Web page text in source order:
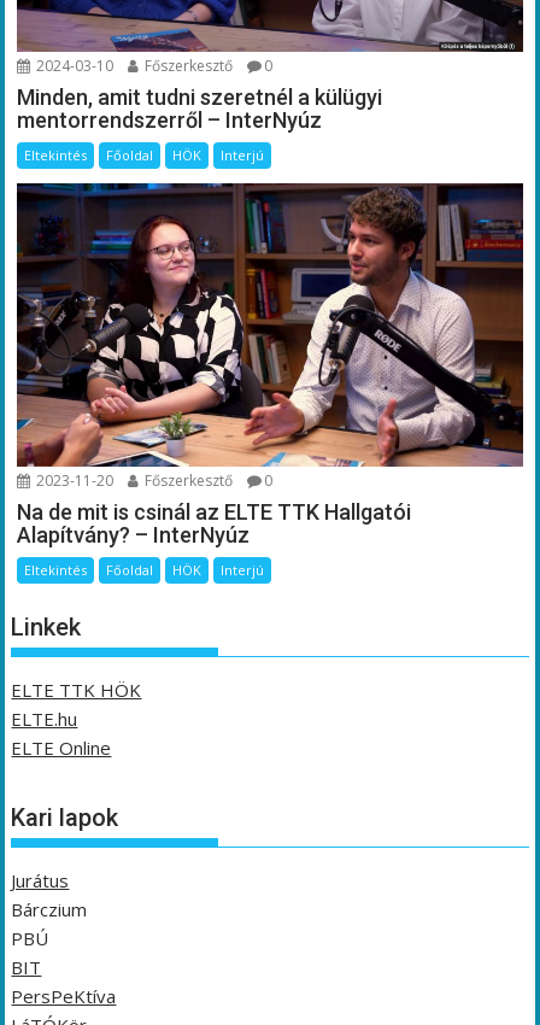
2024-03-10 Főszerkesztő 0
Minden, amit tudni szeretnél a külügyi
mentorrendszerről – InterNyúz
Eltekintés Főoldal HÖK Interjú
2023-11-20 Főszerkesztő 0
Na de mit is csinál az ELTE TTK Hallgatói
Alapítvány? – InterNyúz
Eltekintés Főoldal HÖK Interjú
Linkek
ELTE TTK HÖK
ELTE.hu
ELTE Online
Kari lapok
Jurátus
Bárczium
PBÚ
BIT
PersPeKtíva